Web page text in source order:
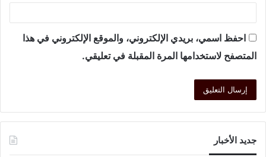
احفظ اسمي، بريدي الإلكتروني، والموقع الإلكتروني في هذا
المتصفح لاستخدامها المرة المقبلة في تعليقي.
جديد الأخبار